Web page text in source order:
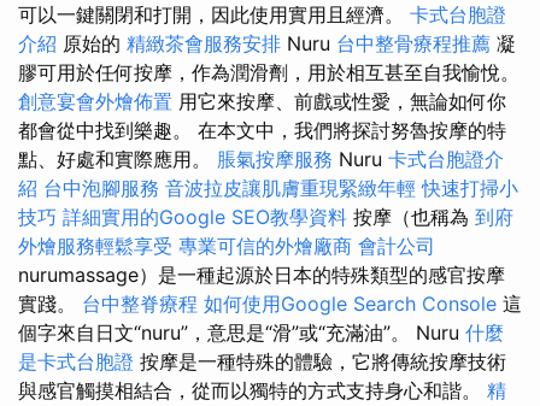
可以一鍵關閉和打開，因此使用實用且經濟。 卡式台胞證
介紹 原始的 精緻茶會服務安排 Nuru 台中整骨療程推薦 凝
膠可用於任何按摩，作為潤滑劑，用於相互甚至自我愉悅。
創意宴會外燴佈置 用它來按摩、前戲或性愛，無論如何你
都會從中找到樂趣。 在本文中，我們將探討努魯按摩的特
點、好處和實際應用。 脹氣按摩服務 Nuru 卡式台胞證介
紹 台中泡腳服務 音波拉皮讓肌膚重現緊緻年輕 快速打掃小
技巧 詳細實用的Google SEO教學資料 按摩（也稱為 到府
外燴服務輕鬆享受 專業可信的外燴廠商 會計公司
nurumassage）是一種起源於日本的特殊類型的感官按摩
實踐。 台中整脊療程 如何使用Google Search Console 這
個字來自日文“nuru”，意思是“滑”或“充滿油”。 Nuru 什麼
是卡式台胞證 按摩是一種特殊的體驗，它將傳統按摩技術
與感官觸摸相結合，從而以獨特的方式支持身心和諧。 精